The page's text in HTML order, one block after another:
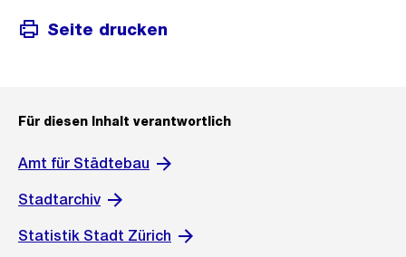
Seite drucken
Für diesen Inhalt verantwortlich
Amt für Städtebau
Stadtarchiv
Statistik Stadt Zürich